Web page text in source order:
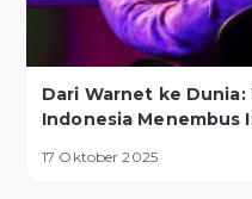
Dari Warnet ke Dunia:
Indonesia Menembus
17 Oktober 2025